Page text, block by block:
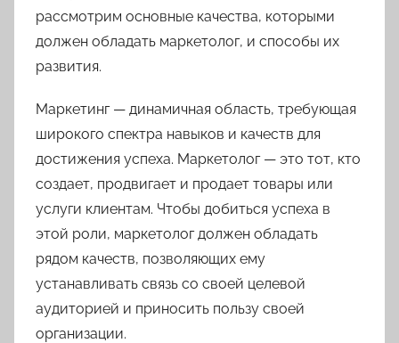
рассмотрим основные качества, которыми
должен обладать маркетолог, и способы их
развития.
Маркетинг — динамичная область, требующая
широкого спектра навыков и качеств для
достижения успеха. Маркетолог — это тот, кто
создает, продвигает и продает товары или
услуги клиентам. Чтобы добиться успеха в
этой роли, маркетолог должен обладать
рядом качеств, позволяющих ему
устанавливать связь со своей целевой
аудиторией и приносить пользу своей
организации.